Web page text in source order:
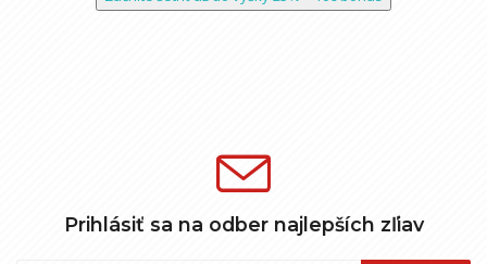
Prihlásiť sa na odber najlepších zľiav